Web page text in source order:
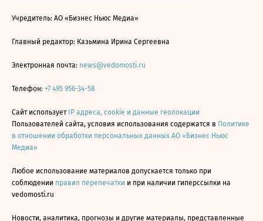
Учредитель: АО «Бизнес Ньюс Медиа»
Главный редактор: Казьмина Ирина Сергеевна
Электронная почта: news@vedomosti.ru
Телефон: +7 495 956-34-58
Сайт использует IP адреса, cookie и данные геолокации
Пользователей сайта, условия использования содержатся в Политике
в отношении обработки персональных данных АО «Бизнес Ньюс
Медиа»
Любое использование материалов допускается только при
соблюдении правил перепечатки и при наличии гиперссылки на
vedomosti.ru
Новости, аналитика, прогнозы и другие материалы, представленные